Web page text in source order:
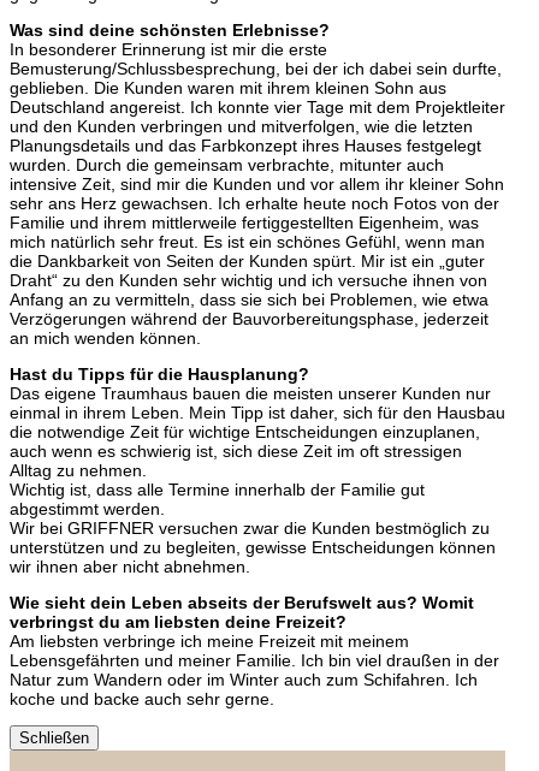
Was sind deine schönsten Erlebnisse?
In besonderer Erinnerung ist mir die erste
Bemusterung/Schlussbesprechung, bei der ich dabei sein durfte,
geblieben. Die Kunden waren mit ihrem kleinen Sohn aus
Deutschland angereist. Ich konnte vier Tage mit dem Projektleiter
und den Kunden verbringen und mitverfolgen, wie die letzten
Planungsdetails und das Farbkonzept ihres Hauses festgelegt
wurden. Durch die gemeinsam verbrachte, mitunter auch
intensive Zeit, sind mir die Kunden und vor allem ihr kleiner Sohn
sehr ans Herz gewachsen. Ich erhalte heute noch Fotos von der
Familie und ihrem mittlerweile fertiggestellten Eigenheim, was
mich natürlich sehr freut. Es ist ein schönes Gefühl, wenn man
die Dankbarkeit von Seiten der Kunden spürt. Mir ist ein „guter
Draht“ zu den Kunden sehr wichtig und ich versuche ihnen von
Anfang an zu vermitteln, dass sie sich bei Problemen, wie etwa
Verzögerungen während der Bauvorbereitungsphase, jederzeit
an mich wenden können.
Hast du Tipps für die Hausplanung?
Das eigene Traumhaus bauen die meisten unserer Kunden nur
einmal in ihrem Leben. Mein Tipp ist daher, sich für den Hausbau
die notwendige Zeit für wichtige Entscheidungen einzuplanen,
auch wenn es schwierig ist, sich diese Zeit im oft stressigen
Alltag zu nehmen.
Wichtig ist, dass alle Termine innerhalb der Familie gut
abgestimmt werden.
Wir bei GRIFFNER versuchen zwar die Kunden bestmöglich zu
unterstützen und zu begleiten, gewisse Entscheidungen können
wir ihnen aber nicht abnehmen.
Wie sieht dein Leben abseits der Berufswelt aus? Womit
verbringst du am liebsten deine Freizeit?
Am liebsten verbringe ich meine Freizeit mit meinem
Lebensgefährten und meiner Familie. Ich bin viel draußen in der
Natur zum Wandern oder im Winter auch zum Schifahren. Ich
koche und backe auch sehr gerne.
Schließen